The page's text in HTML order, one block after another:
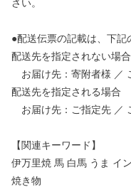
さい。
●配送伝票の記載は、下記
配送先を指定されない場合
お届け先：寄附者様 ／
配送先を指定される場合
お届け先：ご指定先 ／
【関連キーワード】
伊万里焼 馬 白馬 うま イ
焼き物